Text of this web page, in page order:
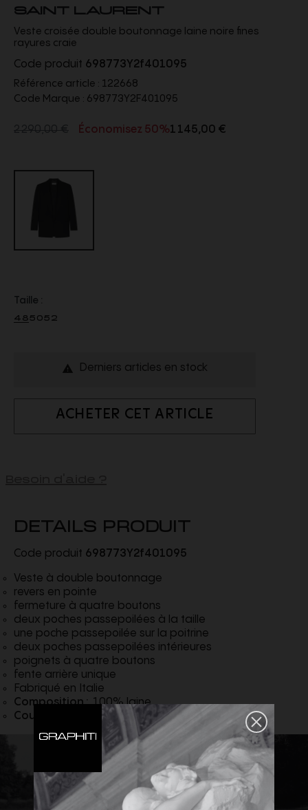
SAINT LAURENT
Veste croisée double boutonnage laine noire fines
rayures craie
Code produit 698773Y2f401095
Référence article : 122668
Code Marque : 698773Y2F401095
Économisez 50%1 145,00 €
Taille :
485052
 Derniers articles en stock
ACHETER CET ARTICLE
DETAILS PRODUIT
Code produit 698773Y2f401095
Veste à double boutonnage
revers en pointe
fermeture à quatre boutons
deux poches passepoilées à la taille
une poche passepoilée sur la poitrine
deux poches passepoilées intérieures
poignets à quatre boutons
fente arrière unique
Fabriqué en Italie
Composition :100% laine
Couleur :
Noir / Craie